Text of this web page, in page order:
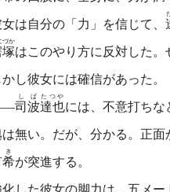
は自分の「力」を信じて、
づか
はこのやり方に反対した
し彼女には確信があった。
司波
しば
達也
たつや
には、不意打ちな
無い。だが、分かる。正面
希
き
が突進する。
した彼女の脚力は、五メー